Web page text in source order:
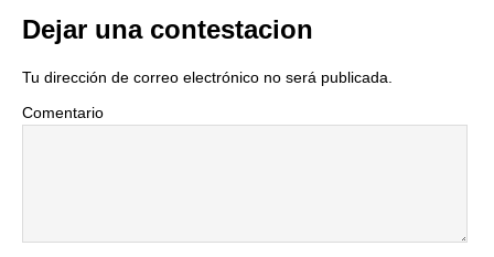
Dejar una contestacion
Tu dirección de correo electrónico no será publicada.
Comentario